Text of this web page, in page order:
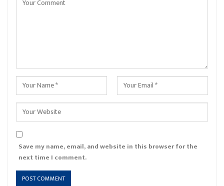
Save my name, email, and website in this browser for the
next time I comment.